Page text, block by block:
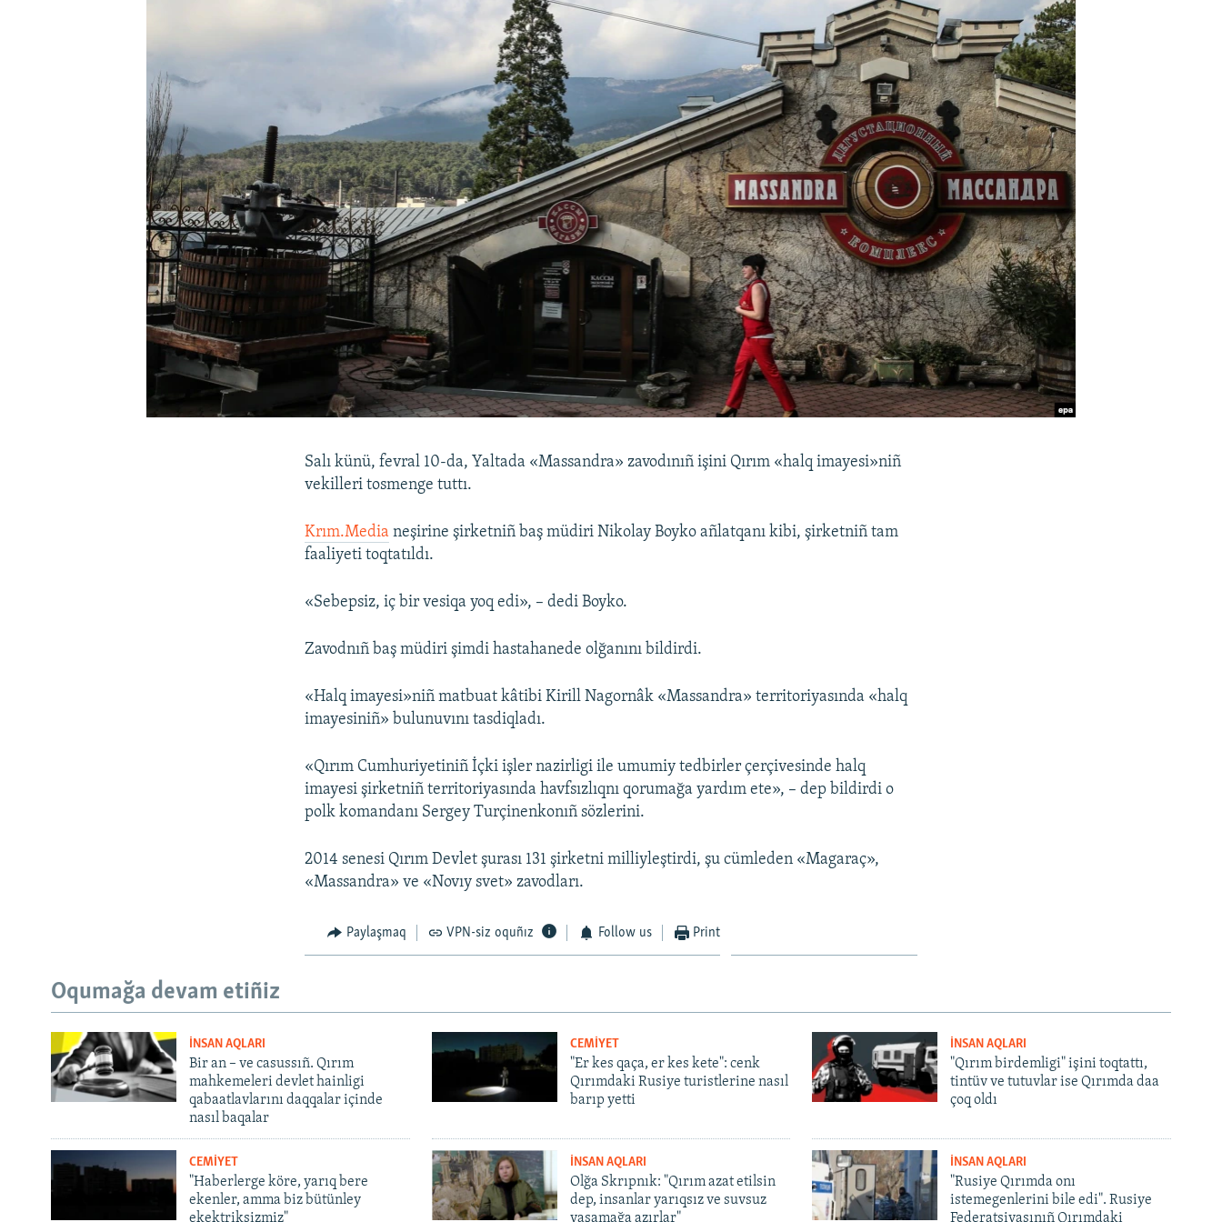
Salı künü, fevral 10-da, Yaltada «Massandra» zavodınıñ işini Qırım «halq imayesi»niñ
vekilleri tosmenge tuttı.
Krım.Media neşirine şirketniñ baş müdiri Nikolay Boyko añlatqanı kibi, şirketniñ tam
faaliyeti toqtatıldı.
«Sebepsiz, iç bir vesiqa yoq edi», – dedi Boyko.
Zavodnıñ baş müdiri şimdi hastahanede olğanını bildirdi.
«Halq imayesi»niñ matbuat kâtibi Kirill Nagornâk «Massandra» territoriyasında «halq
imayesiniñ» bulunuvını tasdiqladı.
«Qırım Cumhuriyetiniñ İçki işler nazirligi ile umumiy tedbirler çerçivesinde halq
imayesi şirketniñ territoriyasında havfsızlıqnı qorumağa yardım ete», – dep bildirdi o
polk komandanı Sergey Turçinenkonıñ sözlerini.
2014 senesi Qırım Devlet şurası 131 şirketni milliyleştirdi, şu cümleden «Magaraç»,
«Massandra» ve «Novıy svet» zavodları.
Paylaşmaq VPN-siz oquñız Follow us Print
Oqumağa devam etiñiz
İNSAN AQLARI
Bir an – ve casussıñ. Qırım
mahkemeleri devlet hainligi
qabaatlavlarını daqqalar içinde
nasıl baqalar
CEMİYET
"Er kes qaça, er kes kete": cenk
Qırımdaki Rusiye turistlerine nasıl
barıp yetti
İNSAN AQLARI
"Qırım birdemligi" işini toqtattı,
tintüv ve tutuvlar ise Qırımda daa
çoq oldı
CEMİYET
"Haberlerge köre, yarıq bere
ekenler, amma biz bütünley
ekektriksizmiz"
İNSAN AQLARI
Olğa Skrıpnık: "Qırım azat etilsin
dep, insanlar yarıqsız ve suvsuz
yaşamağa azırlar"
İNSAN AQLARI
"Rusiye Qırımda onı
istemegenlerini bile edi". Rusiye
Federatsiyasınıñ Qırımdaki